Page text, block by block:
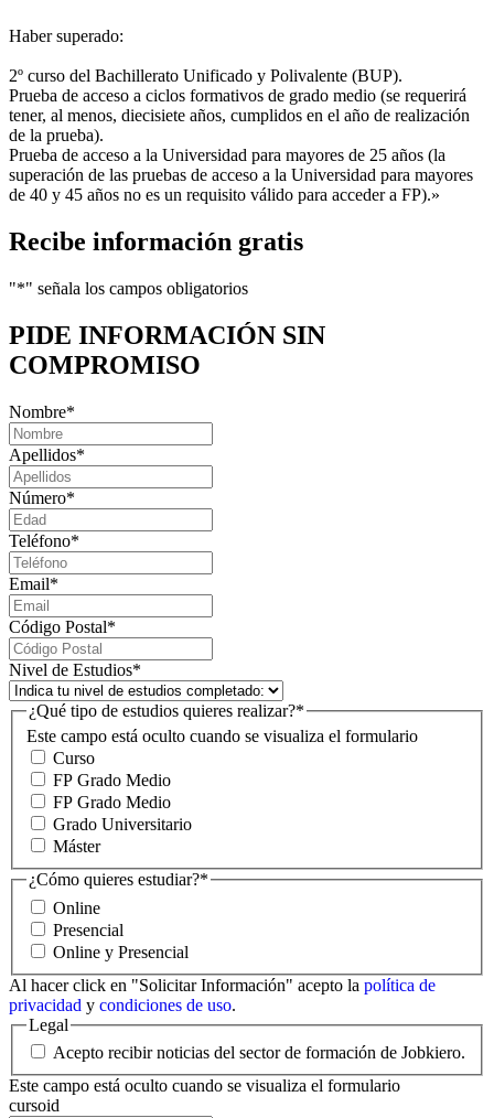
Haber superado:
2º curso del Bachillerato Unificado y Polivalente (BUP).
Prueba de acceso a ciclos formativos de grado medio (se requerirá
tener, al menos, diecisiete años, cumplidos en el año de realización
de la prueba).
Prueba de acceso a la Universidad para mayores de 25 años (la
superación de las pruebas de acceso a la Universidad para mayores
de 40 y 45 años no es un requisito válido para acceder a FP).»
Recibe información gratis
"*" señala los campos obligatorios
PIDE INFORMACIÓN SIN
COMPROMISO
Nombre*
Apellidos*
Número*
Teléfono*
Email*
Código Postal*
Nivel de Estudios*
Este campo está oculto cuando se visualiza el formulario
¿Qué tipo de estudios quieres realizar?*
Curso
FP Grado Medio
FP Grado Medio
Grado Universitario
Máster
¿Cómo quieres estudiar?*
Online
Presencial
Online y Presencial
Al hacer click en "Solicitar Información" acepto la política de
privacidad y condiciones de uso.
Legal
Acepto recibir noticias del sector de formación de Jobkiero.
Este campo está oculto cuando se visualiza el formulario
cursoid